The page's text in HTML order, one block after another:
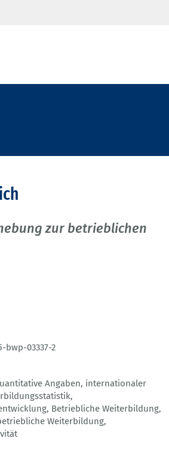
zur betrieblichen
bwp-03337-2
Angaben, internationaler
,
, Betriebliche Weiterbildung,
Weiterbildung,